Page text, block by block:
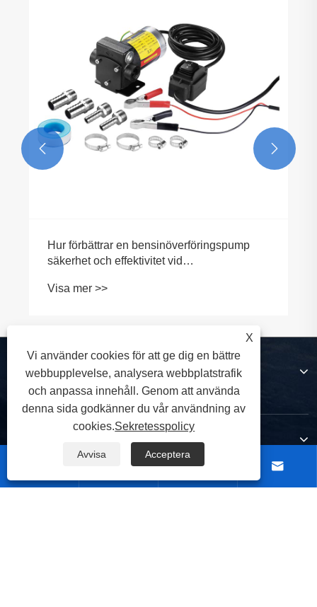
Hur förbättrar en bensinöverföringspump
säkerhet och effektivitet vid
Visa mer >>
 
Om oss
 
X
Vi använder cookies för att ge dig en bättre
webbupplevelse, analysera webbplatstrafik
och anpassa innehåll. Genom att använda
denna sida godkänner du vår användning av
cookies.Sekretesspolicy
Avvisa Acceptera